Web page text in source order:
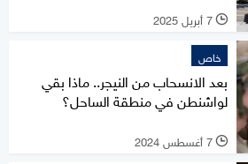
l 7 أبريل 2025
خاص
بعد الانسحاب من النيجر.. ماذا بقي
لواشنطن في منطقة الساحل؟
l 7 أغسطس 2024